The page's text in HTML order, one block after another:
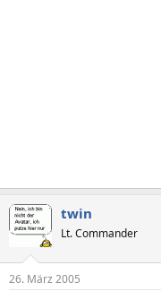
twin
Lt. Commander
26. März 2005